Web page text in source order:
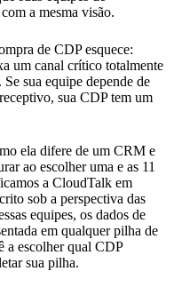
a mesma visão.
de CDP esquece:
um canal crítico totalmente
sua equipe depende de
sua CDP tem um
ela difere de um CRM e
ao escolher uma e as 11
a CloudTalk em
sob a perspectiva das
equipes, os dados de
em qualquer pilha de
a escolher qual CDP
sua pilha.